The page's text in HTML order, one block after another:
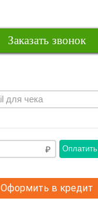
Заказать звонок
Оплатить
Оформить в кредит